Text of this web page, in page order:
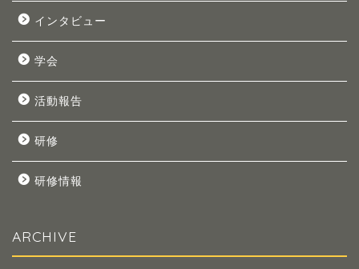
インタビュー
学会
活動報告
研修
研修情報
ARCHIVE